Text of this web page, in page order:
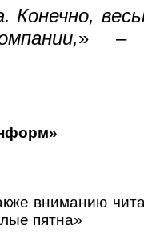
Конечно,
» –
вниманию
пятна»